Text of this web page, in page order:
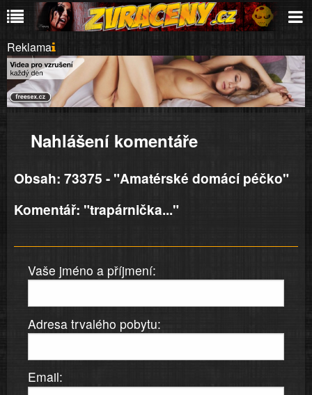
Reklama
Nahlášení komentáře
Obsah: 73375 - "Amatérské domácí péčko"
Komentář: "trapárnička..."
Vaše jméno a příjmení:
Adresa trvalého pobytu:
Email: